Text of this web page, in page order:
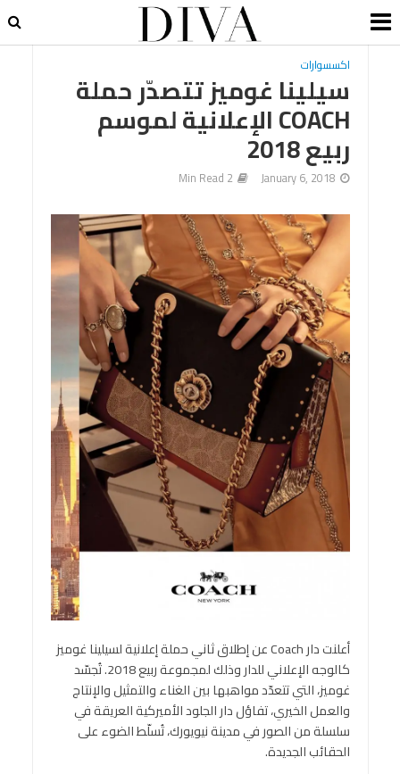
اكسسوارات
سيلينا غوميز تتصدّر حملة
COACH الإعلانية لموسم
ربيع 2018
January 6, 2018
2 Min Read
أعلنت دار Coach عن إطلاق ثاني حملة إعلانية لسيلينا غوميز
كالوجه الإعلاني للدار وذلك لمجموعة ربيع 2018. تُجسّد
غوميز، التي تتعدّد مواهبها بين الغناء والتمثيل والإنتاج
والعمل الخيري، تفاؤل دار الجلود الأميركية العريقة في
سلسلة من الصور في مدينة نيويورك، تُسلّط الضوء على
الحقائب الجديدة.